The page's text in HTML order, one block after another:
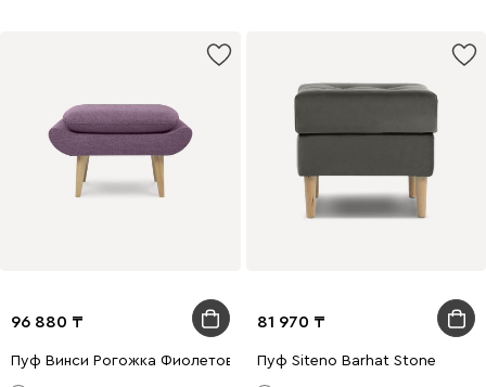
96 880
Пуф Винси Рогожка Фиолетовый
81 970
Пуф Siteno Barhat Stone